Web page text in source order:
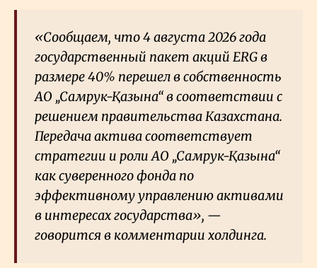
«Сообщаем, что 4 августа 2026 года
государственный пакет акций ERG в
размере 40% перешел в собственность
АО „Самрук-Қазына“ в соответствии с
решением правительства Казахстана.
Передача актива соответствует
стратегии и роли АО „Самрук-Қазына“
как суверенного фонда по
эффективному управлению активами
в интересах государства», —
говорится в комментарии холдинга.